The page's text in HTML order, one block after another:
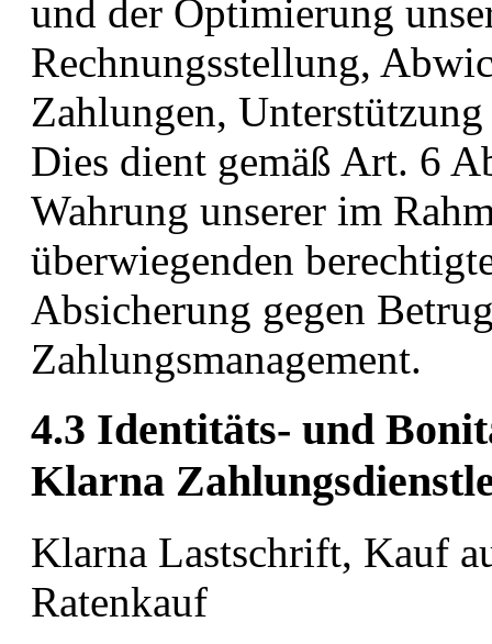
und der Optimierung
Rechnungsstellung,
Zahlungen,
Dies dient gemäß Art. 6
Wahrung unserer im
überwiegenden
Absicherung gegen
Zahlungsmanagement.
4.3 Identitäts- und
Klarna
Klarna Lastschrift, Kauf
Ratenkauf